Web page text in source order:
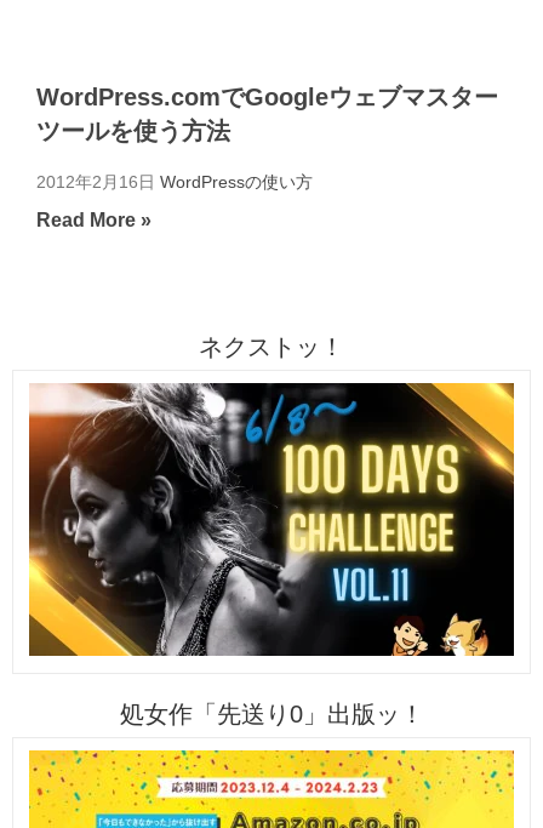
WordPress.comでGoogleウェブマスター
ツールを使う方法
2012年2月16日 WordPressの使い方
Read More »
ネクストッ！
処女作「先送り0」出版ッ！